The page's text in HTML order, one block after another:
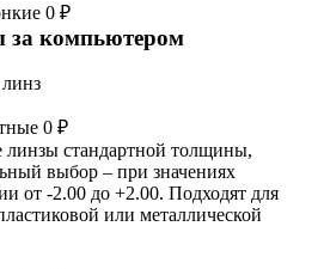
0 ₽
за компьютером
0 ₽
линзы стандартной толщины,
выбор – при значениях
от -2.00 до +2.00. Подходят для
или металлической